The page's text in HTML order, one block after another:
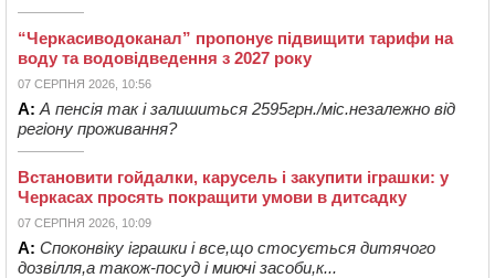
“Черкасиводоканал” пропонує підвищити тарифи на
воду та водовідведення з 2027 року
07 СЕРПНЯ 2026, 10:56
А: А пенсія так і залишиться 2595грн./міс.незалежно від
регіону проживання?
Встановити гойдалки, карусель і закупити іграшки: у
Черкасах просять покращити умови в дитсадку
07 СЕРПНЯ 2026, 10:09
А: Споконвіку іграшки і все,що стосується дитячого
дозвілля,а також-посуд і миючі засоби,к...